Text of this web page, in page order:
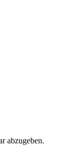
abzugeben.